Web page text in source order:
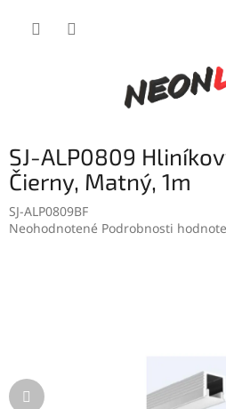
SJ-ALP0809
Čierny, Matný, 1m
SJ-ALP0809BF
Priemerné
Neohodnotené Podrobnosti